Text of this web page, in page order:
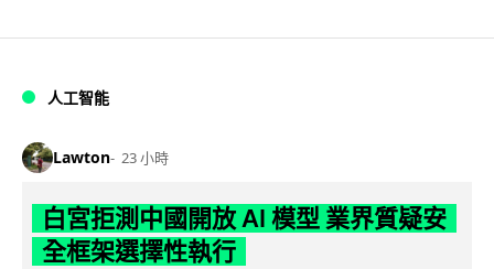
人工智能
Lawton 23 小時
白宮拒測中國開放 AI 模型 業界質疑安
全框架選擇性執行